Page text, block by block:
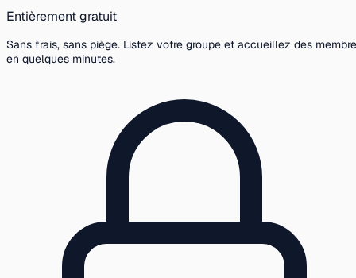
Entièrement gratuit
Sans frais, sans piège. Listez votre groupe et accueillez des
en quelques minutes.